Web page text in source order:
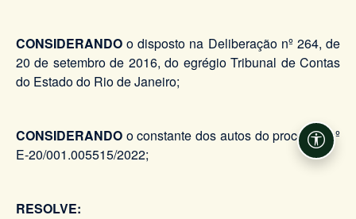
CONSIDERANDO o disposto na Deliberação nº 264, de
20 de setembro de 2016, do egrégio Tribunal de Contas
do Estado do Rio de Janeiro;
CONSIDERANDO o constante dos autos do processo nº
E-20/001.005515/2022;
RESOLVE: